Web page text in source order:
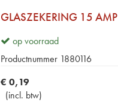
GLASZEKERING 15 AMP
op voorraad
Productnummer 1880116
€ 0,19
(incl. btw)